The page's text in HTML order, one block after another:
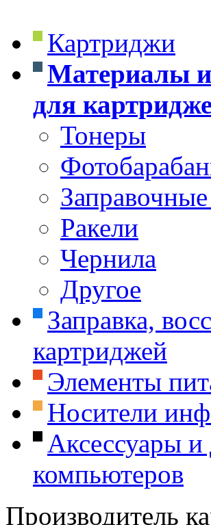
Картриджи
Материалы и
для
Тонеры
Ракели
Чернила
Другое
Заправка,
картриджей
Элементы
Носители
Аксессуары и
компьютеров
Производитель